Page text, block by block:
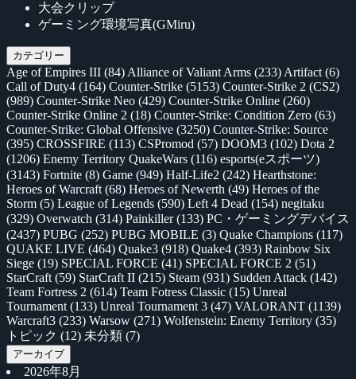
大会クリップ
ゲーミング環境写真(GMiru)
カテゴリー
Age of Empires III (84) Alliance of Valiant Arms (233) Artifact (6)
Call of Duty4 (164) Counter-Strike (5153) Counter-Strike 2 (CS2)
(989) Counter-Strike Neo (429) Counter-Strike Online (260)
Counter-Strike Online 2 (18) Counter-Strike: Condition Zero (63)
Counter-Strike: Global Offensive (3250) Counter-Strike: Source
(395) CROSSFIRE (113) CSPromod (57) DOOM3 (102) Dota 2
(1206) Enemy Territory QuakeWars (116) esports(eスポーツ)
(3143) Fortnite (8) Game (949) Half-Life2 (242) Hearthstone:
Heroes of Warcraft (68) Heroes of Newerth (49) Heroes of the
Storm (5) League of Legends (590) Left 4 Dead (154) negitaku
(329) Overwatch (314) Painkiller(133) PC・ゲーミングデバイス
(2437) PUBG (252) PUBG MOBILE (3) Quake Champions (117)
QUAKE LIVE (464) Quake3 (918) Quake4 (393) Rainbow Six
Siege (19) SPECIAL FORCE (41) SPECIAL FORCE 2 (51)
StarCraft (59) StarCraft II (215) Steam (931) Sudden Attack (142)
Team Fortress 2 (614) Team Fotress Classic (15) Unreal
Tournament (133) Unreal Tournament 3 (47) VALORANT (1139)
Warcraft3 (233) Warsow (271) Wolfenstein: Enemy Territory (35)
トピック (12) 未分類 (7)
アーカイブ
2026年8月